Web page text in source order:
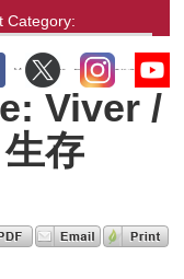
Category:
Viver /
存